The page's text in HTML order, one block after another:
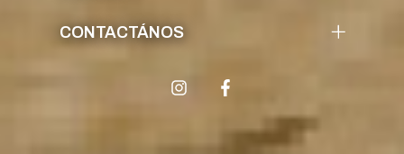
CONTACTÁNOS